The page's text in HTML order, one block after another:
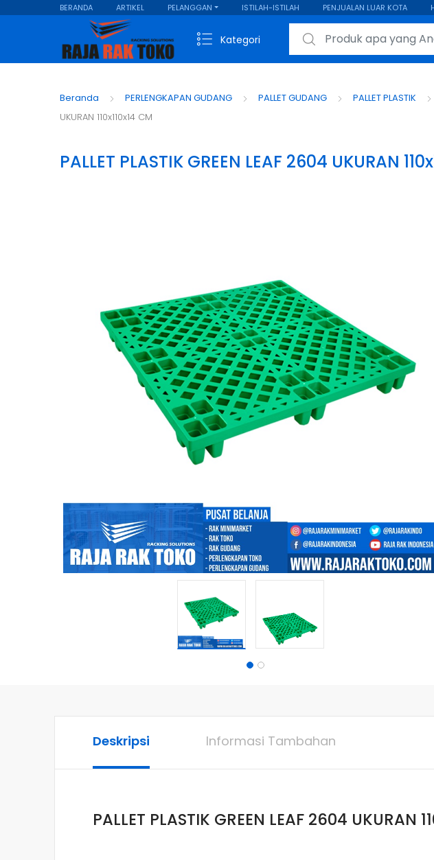
BERANDA ARTIKEL PELANGGAN ISTILAH-ISTILAH PENJUALAN LUAR KOTA
Kategori
Search for:
Beranda PERLENGKAPAN GUDANG PALLET GUDANG PALLET PLASTIK
UKURAN 110x110x14 CM
PALLET PLASTIK GREEN LEAF 2604 UKURAN
Deskripsi Informasi Tambahan
PALLET PLASTIK GREEN LEAF 2604 UKURAN